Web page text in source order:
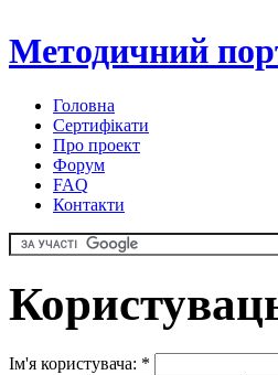
Методичний
Головна
Сертифікати
Про проект
Форум
FAQ
Контакти
Ім'я користувача: *